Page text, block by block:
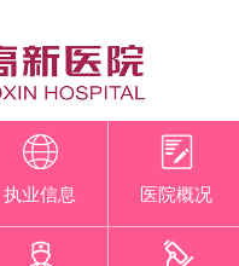
执业信息 医院概况